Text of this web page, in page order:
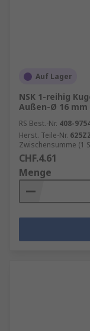
Auf Lager
NSK 1-reihig
Außen-Ø 16
RS Best.-Nr. 408-
Herst. Teile-Nr.
Zwischensumme (1
CHF.4.61
Menge